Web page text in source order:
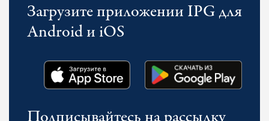
Загрузите приложении IPG для
Android и iOS